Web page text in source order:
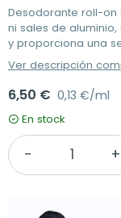
Desodorante roll-on
ni sales de
y proporciona una
Ver descripción
6,50 € 0,13 €/ml
En stock